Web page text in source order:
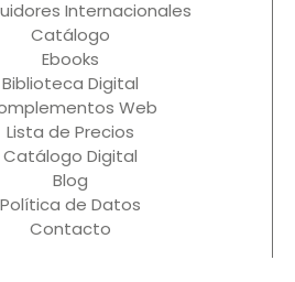
Internacionales
Catálogo
Ebooks
Biblioteca Digital
Web
Lista de Precios
Catálogo Digital
Blog
Política de Datos
Contacto